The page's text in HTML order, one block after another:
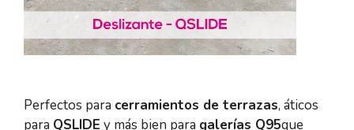
Perfectos para cerramientos de terrazas, áticos
para QSLIDE y más bien para galerías Q95que